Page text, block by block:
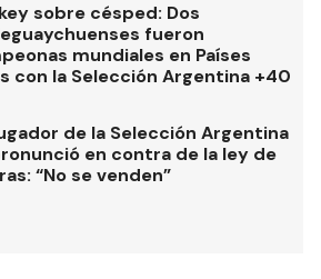
sobre césped: Dos
fueron
mundiales en Países
con la Selección Argentina +40
de la Selección Argentina
en contra de la ley de
“No se venden”